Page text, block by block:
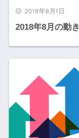
2018年8月1日
2018年8月の動き